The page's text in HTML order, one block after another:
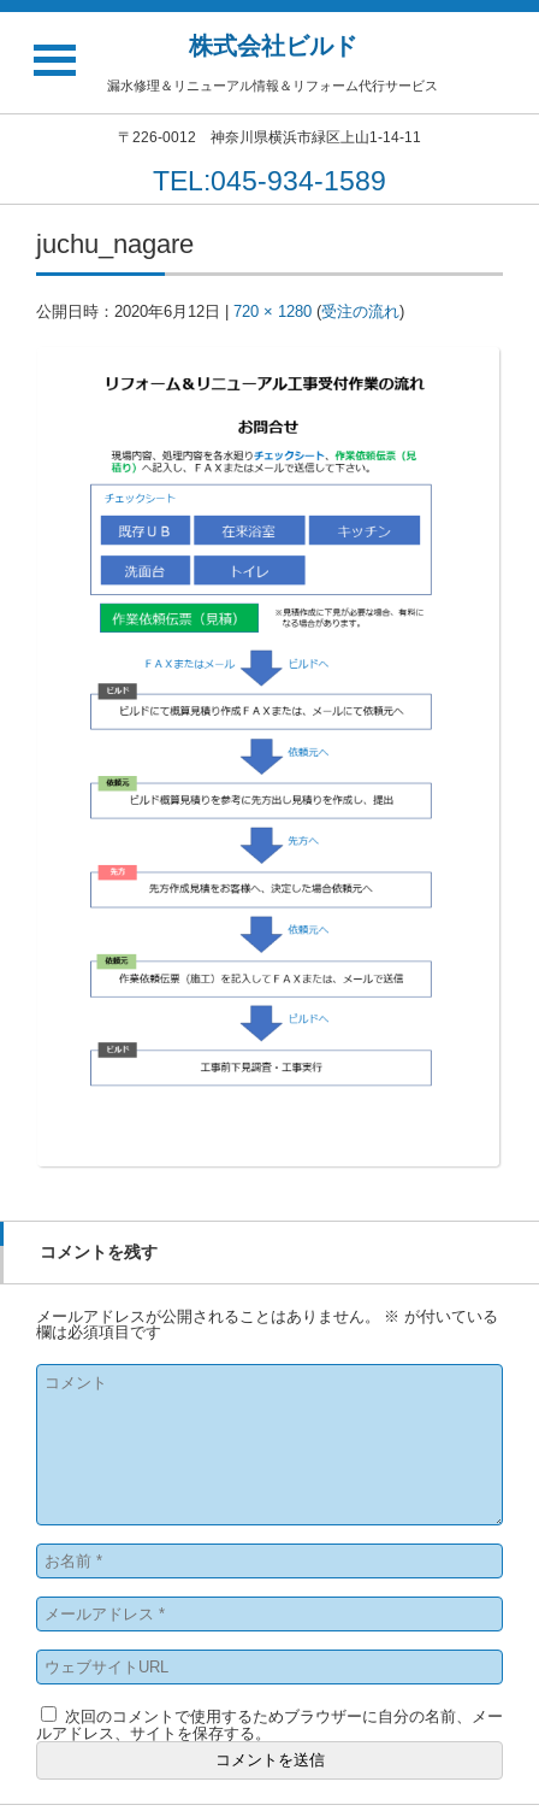
株式会社ビルド
漏水修理＆リニューアル情報＆リフォーム代行サービス
〒226-0012 神奈川県横浜市緑区上山1-14-11
TEL:045-934-1589
juchu_nagare
公開日時： 2020年6月12日 720 × 1280 (受注の流れ)
コメントを残す
メールアドレスが公開されることはありません。 ※ が付いている
欄は必須項目です
次回のコメントで使用するためブラウザーに自分の名前、メー
ルアドレス、サイトを保存する。